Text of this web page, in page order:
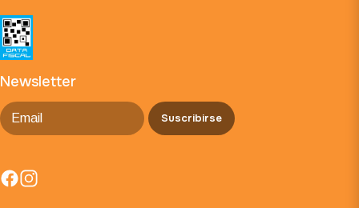
Newsletter
Suscribirse